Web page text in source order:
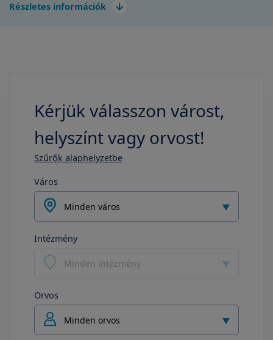
Részletes információk
Kérjük válasszon várost,
helyszínt vagy orvost!
Szűrők alaphelyzetbe
Város
Minden város
Intézmény
Minden intézmény
Orvos
Minden orvos